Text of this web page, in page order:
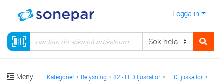
Logga in
Meny Kategorier Belysning 82 - LED ljuskällor LED ljuskällor